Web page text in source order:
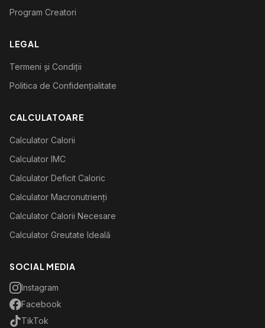
Program Creatori
LEGAL
Termeni și Condiții
Politica de Confidențialitate
CALCULATOARE
Calculator Calorii
Calculator IMC
Calculator Deficit Caloric
Calculator Macronutrienți
Calculator Calorii Necesare
Calculator Greutate Ideală
SOCIAL MEDIA
Instagram
Facebook
TikTok